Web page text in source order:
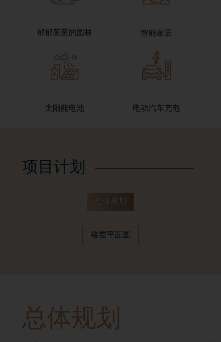
郁郁葱葱的园林 智能家居
太阳能电池 电动汽车充电
项目计划
总体规划
楼层平面图
总体规划